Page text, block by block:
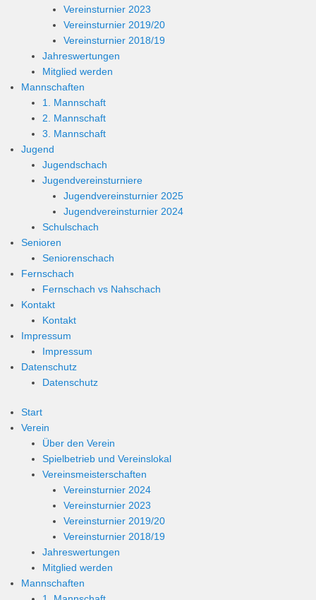
Vereinsturnier 2023
Vereinsturnier 2019/20
Vereinsturnier 2018/19
Jahreswertungen
Mitglied werden
Mannschaften
1. Mannschaft
2. Mannschaft
3. Mannschaft
Jugend
Jugendschach
Jugendvereinsturniere
Jugendvereinsturnier 2025
Jugendvereinsturnier 2024
Schulschach
Senioren
Seniorenschach
Fernschach
Fernschach vs Nahschach
Kontakt
Kontakt
Impressum
Impressum
Datenschutz
Datenschutz
Start
Verein
Über den Verein
Spielbetrieb und Vereinslokal
Vereinsmeisterschaften
Vereinsturnier 2024
Vereinsturnier 2023
Vereinsturnier 2019/20
Vereinsturnier 2018/19
Jahreswertungen
Mitglied werden
Mannschaften